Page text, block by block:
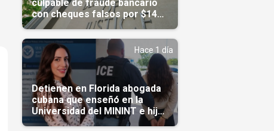
culpable de fraude bancario
con cheques falsos por $14
millones
Hace 1 día
Detienen en Florida abogada
cubana que enseñó en la
Universidad del MININT e hija
de diplomático cubano